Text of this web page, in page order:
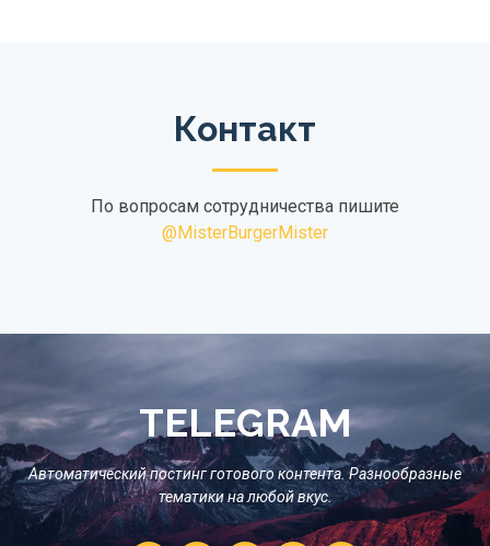
Контакт
По вопросам сотрудничества пишите
@MisterBurgerMister
TELEGRAM
Автоматический постинг готового контента. Разнообразные
тематики на любой вкус.